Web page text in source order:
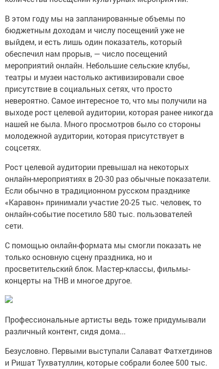
В этом году мы на запланированные объемы по
бюджетным доходам и числу посещений уже не
выйдем, и есть лишь один показатель, который
обеспечил нам прорыв, — число посещений
мероприятий онлайн. Небольшие сельские клубы,
театры и музеи настолько активизировали свое
присутствие в социальных сетях, что просто
невероятно. Самое интересное то, что мы получили на
выходе рост целевой аудитории, которая ранее никогда
нашей не была. Много просмотров было со стороны
молодежной аудитории, которая присутствует в
соцсетях.
Рост целевой аудитории превышал на некоторых
онлайн-мероприятиях в 20-30 раз обычные показатели.
Если обычно в традиционном русском празднике
«Каравон» принимали участие 20-25 тыс. человек, то
онлайн-событие посетило 580 тыс. пользователей
сети.
С помощью онлайн-формата мы смогли показать не
только основную сцену праздника, но и
просветительский блок. Мастер-классы, фильмы-
концерты на ТНВ и многое другое.
Профессиональные артисты ведь тоже придумывали
различный контент, сидя дома...
Безусловно. Первыми выступали Салават Фатхетдинов
и Ришат Тухватуллин, которые собрали более 500 тыс.